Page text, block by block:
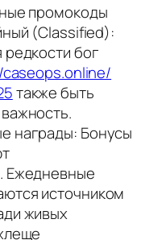
промокоды
(Classified):
бог
также быть
награды: Бонусы
Ежедневные
источником
живых